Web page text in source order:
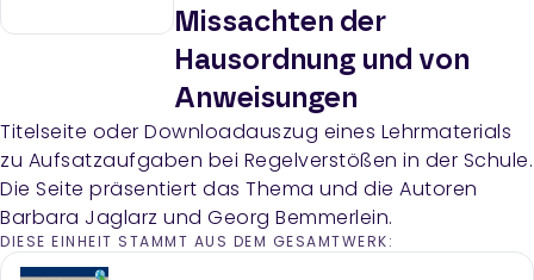
Missachten der
Hausordnung und von
Anweisungen
Titelseite oder Downloadauszug eines Lehrmaterials
zu Aufsatzaufgaben bei Regelverstößen in der Schule.
Die Seite präsentiert das Thema und die Autoren
Barbara Jaglarz und Georg Bemmerlein.
DIESE EINHEIT STAMMT AUS DEM GESAMTWERK: